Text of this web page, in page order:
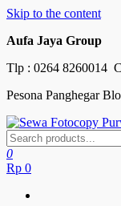
Skip to the content
Aufa Jaya Group
Tlp : 0264 8260014
Pesona Panghegar
Sewa Fotocopy
Free Maintenance
0
Rp 0